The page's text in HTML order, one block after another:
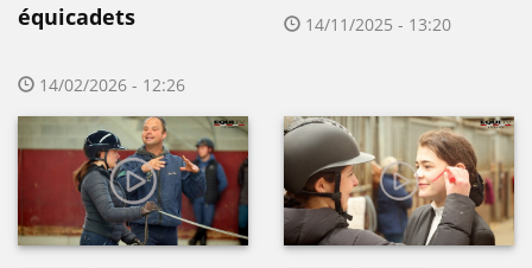
équicadets
14/02/2026 - 12:26
14/11/2025 - 13:20